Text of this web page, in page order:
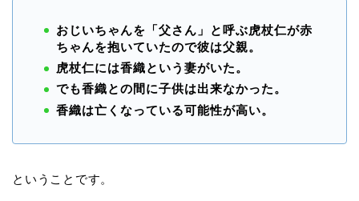
おじいちゃんを「父さん」と呼ぶ虎杖仁が赤
ちゃんを抱いていたので彼は父親。
虎杖仁には香織という妻がいた。
でも香織との間に子供は出来なかった。
香織は亡くなっている可能性が高い。
ということです。